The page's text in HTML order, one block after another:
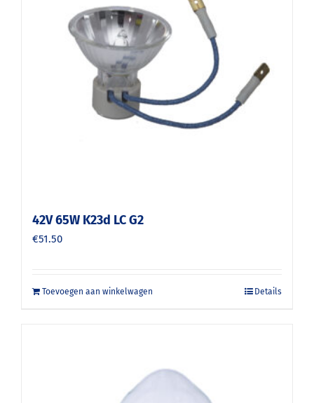
42V 65W K23d LC G2
€51.50
Toevoegen aan winkelwagen Details